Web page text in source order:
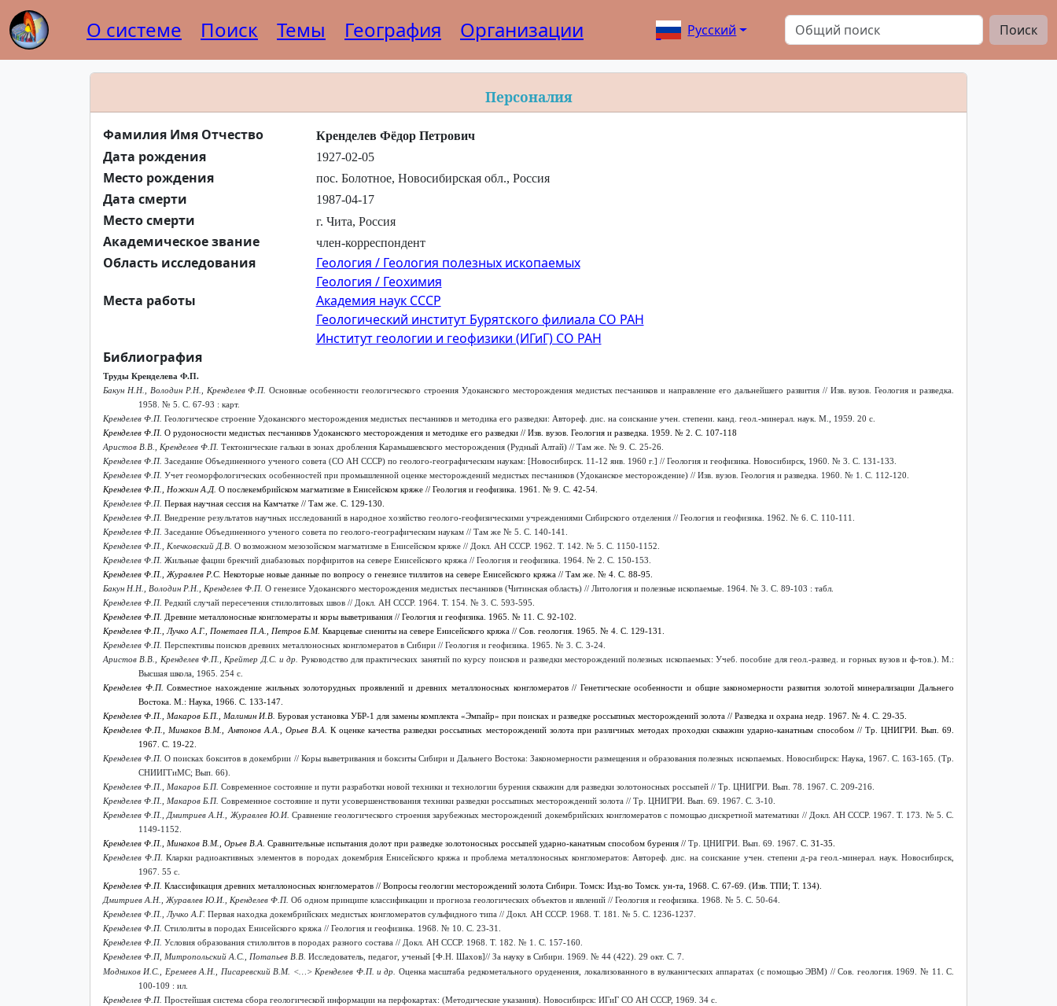
О системе Поиск Темы География Организации Русский Поиск
Персоналия
Фамилия Имя Отчество Кренделев Фёдор Петрович
Дата рождения 1927-02-05
Место рождения пос. Болотное, Новосибирская обл., Россия
Дата смерти 1987-04-17
Место смерти г. Чита, Россия
Академическое звание член-корреспондент
Область исследования
Геология / Геология полезных ископаемых
Геология / Геохимия
Места работы
Академия наук СССР
Геологический институт Бурятского филиала СО РАН
Институт геологии и геофизики (ИГиГ) СО РАН
Библиография
Труды Кренделева Ф.П.
Бакун Н.Н., Володин Р.Н., Кренделев Ф.П. Основные особенности геологического строения Удоканского месторождения медистых песчаников и направление его дальнейшего развития // Изв. вузов. Геология и разведка.
1958. № 5. С. 67-93 : карт.
Кренделев Ф.П. Геологическое строение Удоканского месторождения медистых песчаников и методика его разведки: Автореф. дис. на соискание учен. степени. канд. геол.-минерал. наук. М., 1959. 20 с.
Кренделев Ф.П. О рудоносности медистых песчаников Удоканского месторождения и методике его разведки // Изв. вузов. Геология и разведка. 1959. № 2. С. 107-118
Аристов В.В., Кренделев Ф.П. Тектонические гальки в зонах дробления Карамышевского месторождения (Рудный Алтай) // Там же. № 9. С. 25-26.
Кренделев Ф.П. Заседание Объединенного ученого совета (СО АН СССР) по геолого-географическим наукам: [Новосибирск. 11-12 янв. 1960 г.] // Геология и геофизика. Новосибирск, 1960. № 3. С. 131-133.
Кренделев Ф.П. Учет геоморфологических особенностей при промышленной оценке месторождений медистых песчаников (Удоканское месторождение) // Изв. вузов. Геология и разведка. 1960. № 1. С. 112-120.
Кренделев Ф.П.
Ножкин А.Д. О послекембрийском магматизме в Енисейском кряже // Геология и геофизика. 1961. № 9. С. 42-54.
Кренделев Ф.П. Первая научная сессия на Камчатке // Там же. С. 129-130.
Кренделев Ф.П. Внедрение результатов научных исследований в народное хозяйство геолого-геофизическими учреждениями Сибирского отделения // Геология и геофизика. 1962. № 6. С. 110-111.
Кренделев Ф.П. Заседание Объединенного ученого совета по геолого-географическим наукам // Там же № 5. С. 140-141.
Кренделев Ф.П., Клечковский Д.В. О возможном мезозойском магматизме в Енисейском кряже // Докл. АН СССР. 1962. Т. 142. № 5. С. 1150-1152.
Кренделев Ф.П. Жильные фации брекчий диабазовых порфиритов на севере Енисейского кряжа // Геология и геофизика. 1964. № 2. С. 150-153.
Кренделев Ф.П.
Журавлев Р.С. Некоторые новые данные по вопросу о генезисе тиллитов на севере Енисейского кряжа // Там же. № 4. С. 88-95.
Бакун Н.Н., Володин Р.Н., Кренделев Ф.П. О генезисе Удоканского месторождения медистых песчаников (Читинская область) // Литология и полезные ископаемые. 1964. № 3. С. 89-103 : табл.
Кренделев Ф.П. Редкий случай пересечения стилолитовых швов // Докл. АН СССР. 1964. Т. 154. № 3. С. 593-595.
Кренделев Ф.П. Древние металлоносные конгломераты и коры выветривания // Геология и геофизика. 1965. № 11. С. 92-102.
Кренделев Ф.П.
Лучко А.Г., Понетаев П.А., Петров Б.М. Кварцевые сиениты на севере Енисейского кряжа // Сов. геология. 1965. № 4. С. 129-131
Кренделев Ф.П. Перспективы поисков древних металлоносных конгломератов в Сибири // Геология и геофизика. 1965. № 3. С. 3-24.
Аристов В.В., Кренделев Ф.П., Крейтер Д.С. и др. Руководство для практических занятий по курсу поисков и разведки месторождений полезных ископаемых: Учеб. пособие для геол.-развед. и горных вузов и ф-тов.). М.:
Высшая школа, 1965. 254 с.
Кренделев Ф.П. Совместное нахождение жильных золоторудных проявлений и древних металлоносных конгломератов // Генетические особенности и общие закономерности развития золотой минерализации Дальнего
Востока. М.: Наука, 1966. С. 133-147.
Кренделев Ф.П.
Макаров Б.П., Малинин И.В. Буровая установка УБР-1 для замены комплекта «Эмпайр» при поисках и разведке россыпных месторождений золота // Разведка и охрана недр. 1967. № 4. С. 29-35.
Кренделев Ф.П.
Минаков В.М., Антонов А.А., Орьев В.А.
К оценке качества разведки россыпных месторождений золота при различных методах проходки скважин ударно-канатным способом // Тр. ЦНИГРИ. Вып. 69.
1967. С. 19-22.
Кренделев Ф.П. О поисках бокситов в докембрии // Коры выветривания и бокситы Сибири и Дальнего Востока: Закономерности размещения и образования полезных ископаемых. Новосибирск: Наука, 1967. С. 163-165. (Тр.
СНИИГГиМС; Вып. 66).
Кренделев Ф.П.
Макаров Б.П. Современное состояние и пути разработки новой техники и технологии бурения скважин для разведки золотоносных россыпей // Тр. ЦНИГРИ. Вып. 78. 1967. С. 209-216.
Кренделев Ф.П.
Макаров Б.П. Современное состояние и пути усовершенствования техники разведки россыпных месторождений золота // Тр. ЦНИГРИ. Вып. 69. 1967. С. 3-10.
Кренделев Ф.П., Дмитриев А.Н., Журавлев Ю.И. Сравнение геологического строения зарубежных месторождений докембрийских конгломератов с помощью дискретной математики // Докл. АН СССР. 1967. Т. 173. № 5. С.
1149-1152.
Кренделев Ф.П.
Минаков В.М., Орьев В.А. Сравнительные испытания долот при разведке золотоносных россыпей ударно-канатным способом бурения // Тр. ЦНИГРИ. Вып. 69. 1967. С. 31-35.
Кренделев Ф.П.Кларки радиоактивных элементов в породах докембрия Енисейского кряжа и проблема металлоносных конгломератов: Автореф. дис. на соискание учен. степени д-ра геол.-минерал. наук. Новосибирск,
1967. 55 с.
Кренделев Ф.П. Классификация древних металлоносных конгломератов // Вопросы геологии месторождений золота Сибири. Томск: Изд-во Томск. ун-та, 1968. С. 67-69. (Изв. ТПИ; Т. 134).
Дмитриев А.Н., Журавлев Ю.И., Кренделев Ф.П. Об одном принципе классификации и прогноза геологических объектов и явлений // Геология и геофизика. 1968. № 5. С. 50-64.
Кренделев Ф.П., Лучко А.Г. Первая находка докембрийских медистых конгломератов сульфидного типа // Докл. АН СССР. 1968. Т. 181. № 5. С. 1236-1237.
Кренделев Ф.П. Стилолиты в породах Енисейского кряжа // Геология и геофизика. 1968. № 10. С. 23-31.
Кренделев Ф.П. Условия образования стилолитов в породах разного состава // Докл. АН СССР. 1968. Т. 182. № 1. С. 157-160.
Кренделев Ф.П, Митропольский А.С., Потапьев В.В. Исследователь, педагог, ученый [Ф.Н. Шахов]// За науку в Сибири. 1969. № 44 (422). 29 окт. С. 7.
Модников И.С., Еремеев А.Н., Писаревский В.М. <…> Кренделев Ф.П. и др.
Оценка масштаба редкометального оруденения, локализованного в вулканических аппаратах (с помощью ЭВМ) // Сов. геология. 1969. № 11. С.
100-109 : ил.
Кренделев Ф.П. Простейшая система сбора геологической информации на перфокартах: (Методические указания). Новосибирск: ИГиГ СО АН СССР, 1969. 34 с.